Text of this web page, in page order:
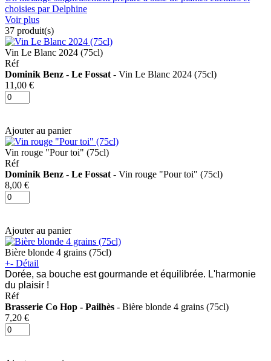
choisies par Delphine
Voir plus
37 produit(s)
Vin Le Blanc 2024 (75cl)
Réf
Dominik Benz - Le Fossat - Vin Le Blanc 2024 (75cl)
11,00 €
Ajouter au panier
Vin rouge "Pour toi" (75cl)
Réf
Dominik Benz - Le Fossat - Vin rouge "Pour toi" (75cl)
8,00 €
Ajouter au panier
Bière blonde 4 grains (75cl)
+- Détail
Dorée, sa bouche est gourmande et équilibrée. L'harmonie
du plaisir !
Réf
Brasserie Co Hop - Pailhès - Bière blonde 4 grains (75cl)
7,20 €